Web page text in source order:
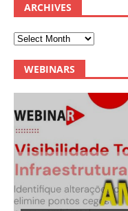
ARCHIVES
WEBINARS